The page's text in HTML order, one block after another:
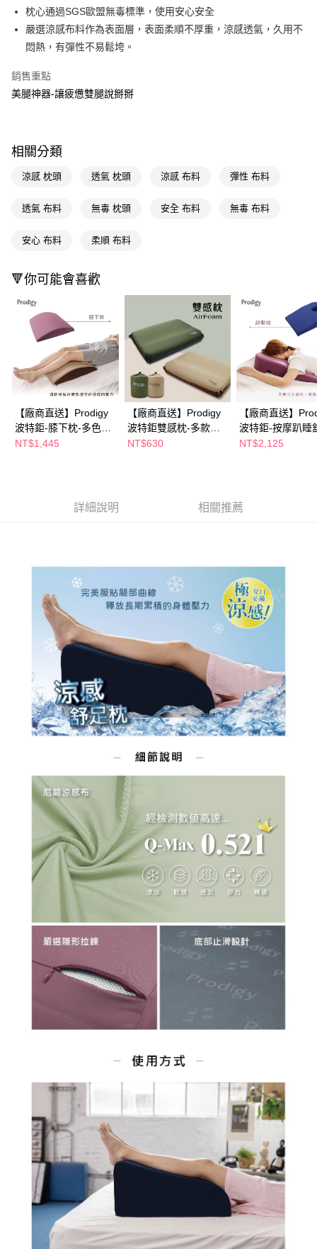
街口支付
悠遊付
Google Pay
AFTEE先享後付
便利好安心！
２．便利：只要手機號碼，簡訊認證，即可結帳。
結帳頁面，進行簡訊認證並確認金額後，即可完成結帳。
ATM／網路銀行／等多元方式進行付款，方視為交易完成。
※ 請注意：結帳手續完成當下不需立刻繳費，但若您需要取消訂單，請聯絡
購買商品的店家。未經商家同意取消之訂單仍視為有效，需透過AFTEE先享
後付繳納相關費用。
※ 交易是否成功請以「AFTEE先享後付 」之結帳頁面顯示為準，若有關於
是否繳費成功／繳費後需取消欲退款等相關疑問，請聯繫「AFTEE先享後付
客戶支援中心」https://netprotections.freshdesk.com/support/home
【注意事項】
１．透過由恩沛科技股份有限公司提供之「AFTEE先享後付」服務完成之交
易，需依本服務之必要範圍內提供個人資料，並將交易相關給付款項請求債
權轉讓予恩沛科技股份有限公司。
２．關於個人資料處理事宜，請瀏覽以下網址：
https://aftee.tw/terms/#terms3
時審查核予不同之上限額度；若仍有額度不足之情形，本公司將視審查結果
運送方式
宅配(廠商直送🚚)
枕心通過SGS歐盟無毒標準，使用安心安全
嚴選涼感布料作為表面層，表面柔順不厚重，涼感透氣，久用不
悶熱，有彈性不易鬆垮。
銷售重點
美腿神器-讓疲憊雙腿說掰掰
相關分類
涼感 枕頭 透氣 枕頭 涼感 布料 彈性 布料
透氣 布料 無毒 枕頭 安全 布料 無毒 布料
安心 布料 柔順 布料
🔻你可能會喜歡
【廠商直送】Prodigy
波特鉅-膝下枕-多色任
選
NT$1,445
【廠商直送】Prodigy
波特鉅雙感枕-多款任
選
NT$630
【廠商直送】
波特鉅-按摩趴睡
枕
NT$2,125
詳細說明 相關推薦